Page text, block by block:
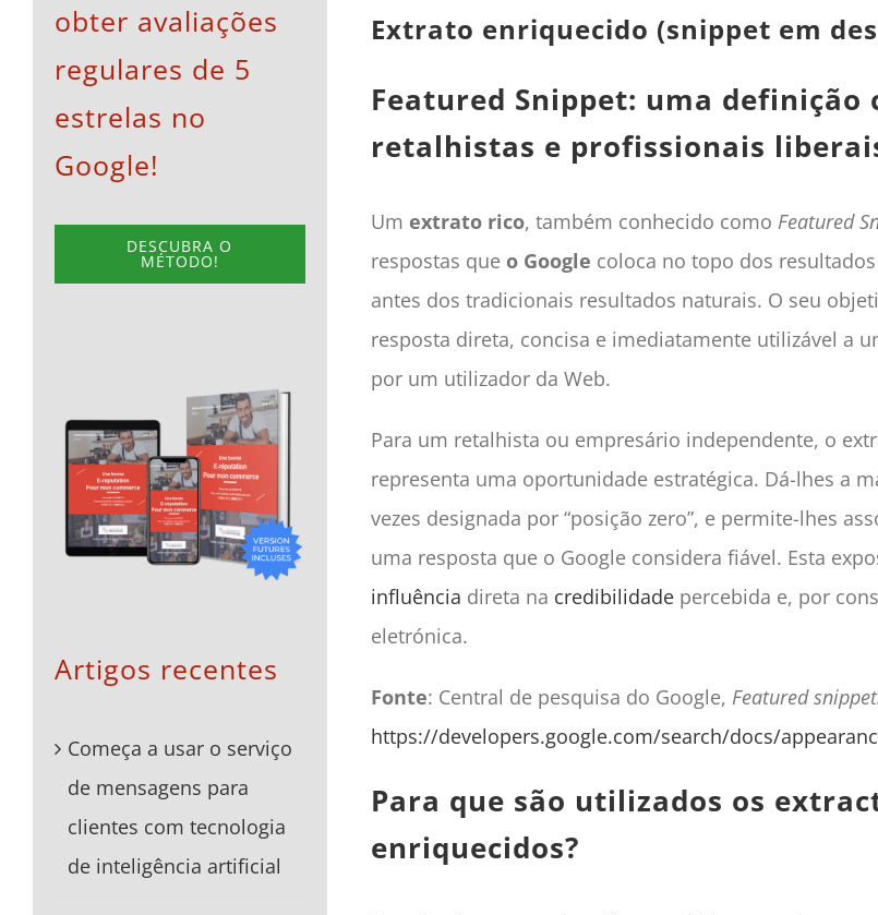
Extrato enriquecido (snippet em
Featured Snippet: uma definição
retalhistas e profissionais
Um extrato rico, também conhecido como Featured
respostas que o Google coloca no topo dos
antes dos tradicionais resultados naturais. O seu
resposta direta, concisa e imediatamente utilizável a
por um utilizador da Web.
Para um retalhista ou empresário independente, o
representa uma oportunidade estratégica. Dá-lhes a
vezes designada por “posição zero”, e permite-lhes
uma resposta que o Google considera fiável. Esta
influência direta na credibilidadepercebida e, por
eletrónica.
Fonte: Central de pesquisa do Google, Featured
https://developers.google.com/search/docs/
Para que são utilizados os
enriquecidos?
obter avaliações
regulares de 5
estrelas no
Google!
DESCUBRA O
MÉTODO!
Artigos recentes
Começa a usar o serviço
de mensagens para
clientes com tecnologia
de inteligência artificial